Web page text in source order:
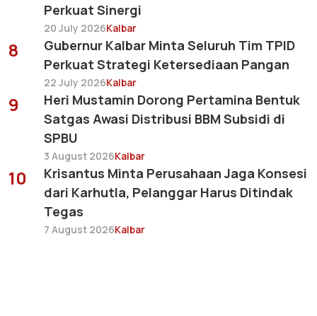
Perkuat Sinergi
20 July 2026Kalbar
8
Gubernur Kalbar Minta Seluruh Tim TPID
Perkuat Strategi Ketersediaan Pangan
22 July 2026Kalbar
9
Heri Mustamin Dorong Pertamina Bentuk
Satgas Awasi Distribusi BBM Subsidi di
SPBU
3 August 2026Kalbar
10
Krisantus Minta Perusahaan Jaga Konsesi
dari Karhutla, Pelanggar Harus Ditindak
Tegas
7 August 2026Kalbar